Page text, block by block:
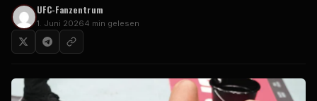
UFC-Fanzentrum
1. Juni 20264 min gelesen